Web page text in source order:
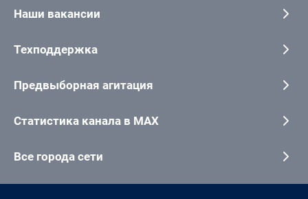
Наши вакансии
Техподдержка
Предвыборная агитация
Статистика канала в MAX
Все города сети